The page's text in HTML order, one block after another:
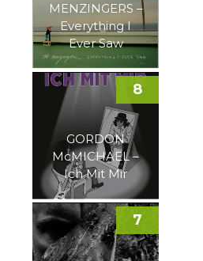
MENZINGERS –
Everything I
Ever Saw
GORDON
McMICHAEL –
Ich Mit Mir
8
7